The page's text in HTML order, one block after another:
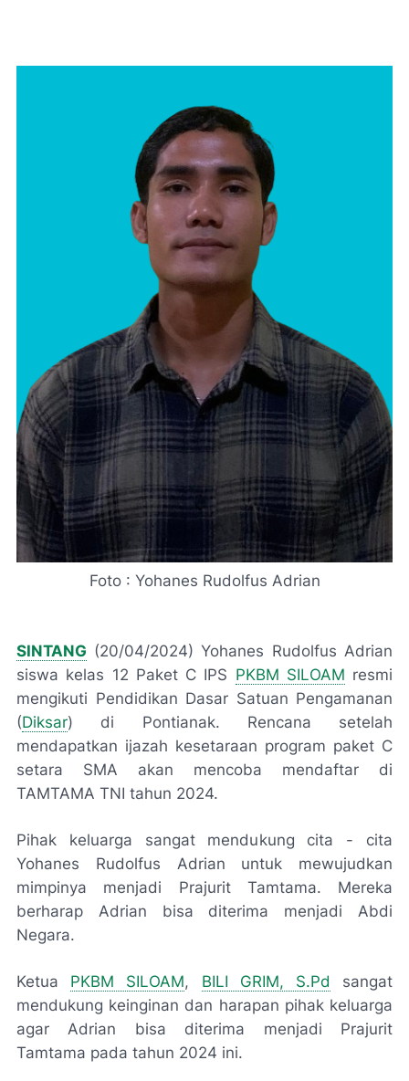
Foto : Yohanes Rudolfus Adrian
SINTANG (20/04/2024) Yohanes Rudolfus Adrian
siswa kelas 12 Paket C IPS PKBM SILOAM resmi
mengikuti Pendidikan Dasar Satuan Pengamanan
(Diksar) di Pontianak. Rencana setelah
mendapatkan ijazah kesetaraan program paket C
setara SMA akan mencoba mendaftar di
TAMTAMA TNI tahun 2024.
Pihak keluarga sangat mendukung cita - cita
Yohanes Rudolfus Adrian untuk mewujudkan
mimpinya menjadi Prajurit Tamtama. Mereka
berharap Adrian bisa diterima menjadi Abdi
Negara.
Ketua PKBM SILOAM, BILI GRIM, S.Pd sangat
mendukung keinginan dan harapan pihak keluarga
agar Adrian bisa diterima menjadi Prajurit
Tamtama pada tahun 2024 ini.